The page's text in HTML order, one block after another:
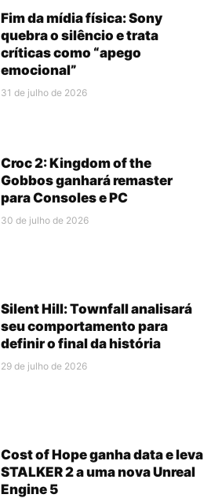
Fim da mídia física: Sony
quebra o silêncio e trata
críticas como “apego
emocional”
31 de julho de 2026
Croc 2: Kingdom of the
Gobbos ganhará remaster
para Consoles e PC
30 de julho de 2026
Silent Hill: Townfall analisará
seu comportamento para
definir o final da história
29 de julho de 2026
Cost of Hope ganha data e leva
STALKER 2 a uma nova Unreal
Engine 5